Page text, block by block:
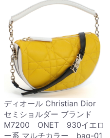
ディオール Christian Dior
セミショルダー ブランド
M7200 ONET 930イエロ
ー系 マルチカラー bag-01